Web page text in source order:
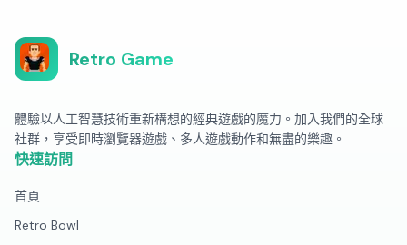
Retro Game
體驗以人工智慧技術重新構想的經典遊戲的魔力。加入我們的全球
社群，享受即時瀏覽器遊戲、多人遊戲動作和無盡的樂趣。
快速訪問
首頁
Retro Bowl